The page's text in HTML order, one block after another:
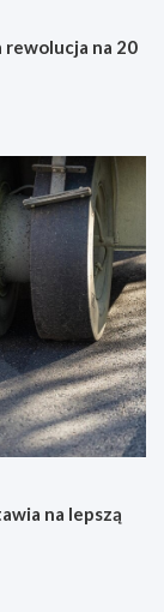
rewolucja na 20
na lepszą